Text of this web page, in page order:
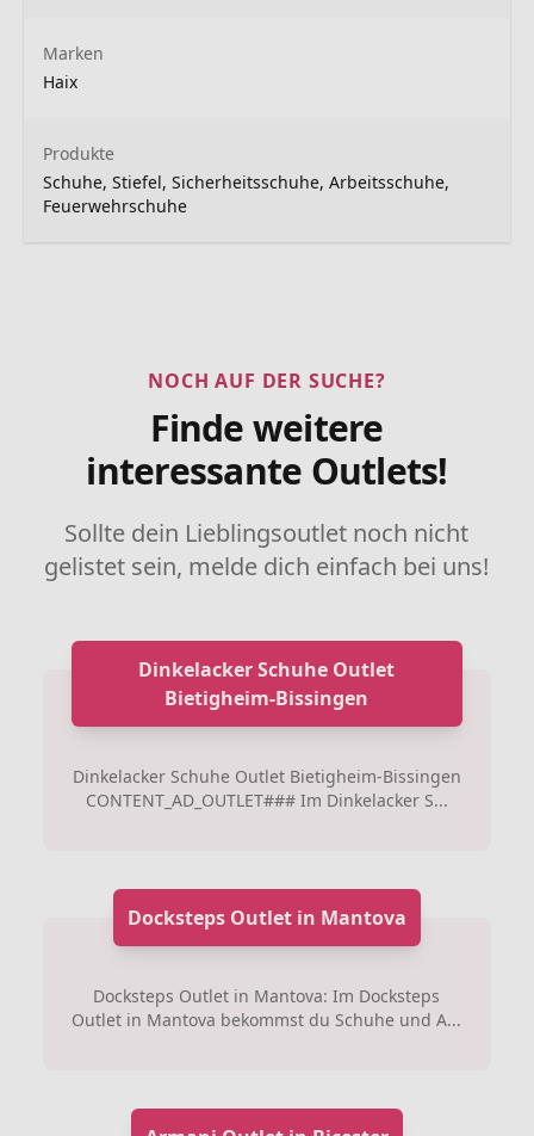
Marken
Haix
Produkte
Schuhe, Stiefel, Sicherheitsschuhe, Arbeitsschuhe,
Feuerwehrschuhe
NOCH AUF DER SUCHE?
Finde weitere
interessante Outlets!
Sollte dein Lieblingsoutlet noch nicht
gelistet sein, melde dich einfach bei uns!
Dinkelacker Schuhe Outlet
Bietigheim-Bissingen
Dinkelacker Schuhe Outlet Bietigheim-Bissingen
CONTENT_AD_OUTLET### Im Dinkelacker S...
Docksteps Outlet in Mantova
Docksteps Outlet in Mantova: Im Docksteps
Outlet in Mantova bekommst du Schuhe und A...